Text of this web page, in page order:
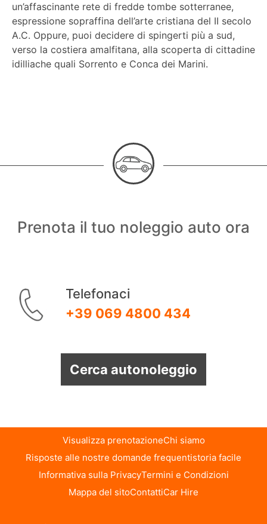
un’affascinante rete di fredde tombe sotterranee,
espressione sopraffina dell’arte cristiana del II secolo
A.C. Oppure, puoi decidere di spingerti più a sud,
verso la costiera amalfitana, alla scoperta di cittadine
idilliache quali Sorrento e Conca dei Marini.
Prenota il tuo noleggio auto ora
Telefonaci
+39 069 4800 434
Cerca autonoleggio
Visualizza prenotazioneChi siamo
Risposte alle nostre domande frequentistoria facile
Informativa sulla PrivacyTermini e Condizioni
Mappa del sitoContattiCar Hire